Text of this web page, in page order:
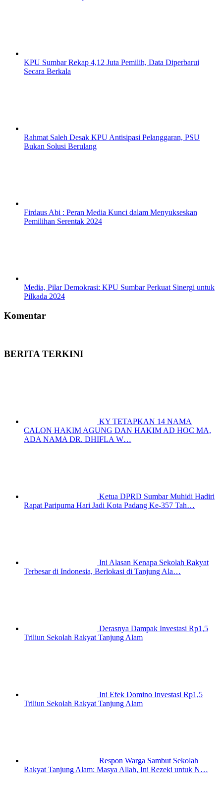
KPU Sumbar Rekap 4,12 Juta Pemilih, Data Diperbarui
Secara Berkala
Rahmat Saleh Desak KPU Antisipasi Pelanggaran, PSU
Bukan Solusi Berulang
Firdaus Abi : Peran Media Kunci dalam Menyukseskan
Pemilihan Serentak 2024
Media, Pilar Demokrasi: KPU Sumbar Perkuat Sinergi untuk
Pilkada 2024
Komentar
BERITA TERKINI
KY TETAPKAN 14 NAMA
CALON HAKIM AGUNG DAN HAKIM AD HOC MA,
ADA NAMA DR. DHIFLA W…
Ketua DPRD Sumbar Muhidi Hadiri
Rapat Paripurna Hari Jadi Kota Padang Ke-357 Tah…
Ini Alasan Kenapa Sekolah Rakyat
Terbesar di Indonesia, Berlokasi di Tanjung Ala…
Derasnya Dampak Investasi Rp1,5
Triliun Sekolah Rakyat Tanjung Alam
Ini Efek Domino Investasi Rp1,5
Triliun Sekolah Rakyat Tanjung Alam
Respon Warga Sambut Sekolah
Rakyat Tanjung Alam: Masya Allah, Ini Rezeki untuk N…